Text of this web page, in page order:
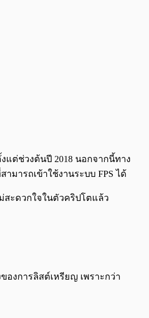
แต่ช่วงต้นปี 2018 นอกจากนี้ทาง
ามารถเข้าใช้งานระบบ FPS ได้
สะดวกใจในตัวคริปโตแล้ว
องการลิสต์เหรียญ เพราะกว่า